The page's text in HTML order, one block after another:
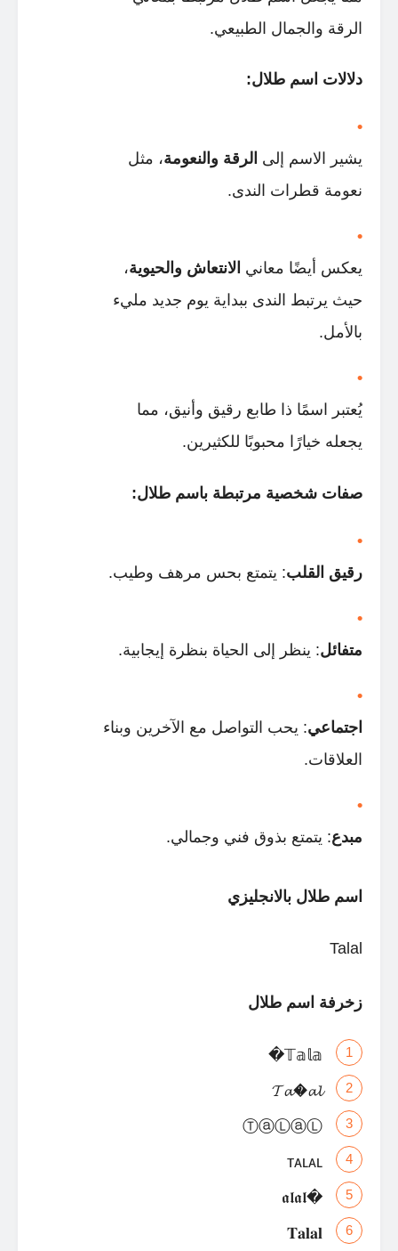
الرقة والجمال الطبيعي.
دلالات اسم طلال:
يشير الاسم إلى الرقة والنعومة، مثل
نعومة قطرات الندى.
يعكس أيضًا معاني الانتعاش والحيوية،
حيث يرتبط الندى ببداية يوم جديد مليء
بالأمل.
يُعتبر اسمًا ذا طابع رقيق وأنيق، مما
يجعله خيارًا محبوبًا للكثيرين.
صفات شخصية مرتبطة باسم طلال:
رقيق القلب: يتمتع بحس مرهف وطيب.
متفائل: ينظر إلى الحياة بنظرة إيجابية.
اجتماعي: يحب التواصل مع الآخرين وبناء
العلاقات.
مبدع: يتمتع بذوق فني وجمالي.
اسم طلال بالانجليزي
Talal
زخرفة اسم طلال
𝕋𝕒𝕝𝕒�
𝓣𝓪�𝓪𝓵
ⓉⓐⓁⓐⓁ
ᴛᴀʟᴀʟ
�𝖆𝖑𝖆𝖑
𝐓𝐚𝐥𝐚𝐥